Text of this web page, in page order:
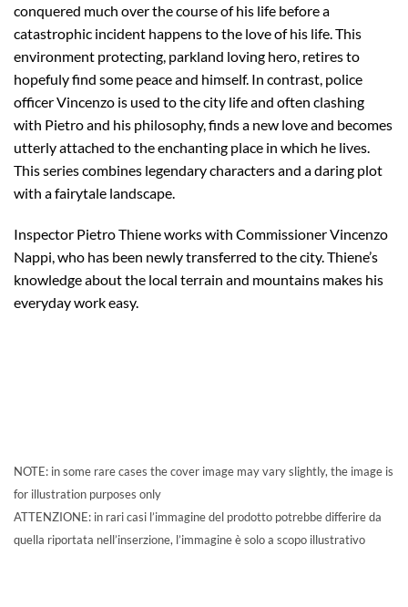
conquered much over the course of his life before a
catastrophic incident happens to the love of his life. This
environment protecting, parkland loving hero, retires to
hopefuly find some peace and himself. In contrast, police
officer Vincenzo is used to the city life and often clashing
with Pietro and his philosophy, finds a new love and becomes
utterly attached to the enchanting place in which he lives.
This series combines legendary characters and a daring plot
with a fairytale landscape.
Inspector Pietro Thiene works with Commissioner Vincenzo
Nappi, who has been newly transferred to the city. Thiene’s
knowledge about the local terrain and mountains makes his
everyday work easy.
NOTE: in some rare cases the cover image may vary slightly, the image is
for illustration purposes only
ATTENZIONE: in rari casi l’immagine del prodotto potrebbe differire da
quella riportata nell’inserzione, l’immagine è solo a scopo illustrativo